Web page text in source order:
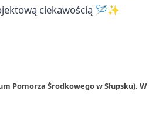
ciekawością 🪡✨
Pomorza Środkowego w Słupsku). W